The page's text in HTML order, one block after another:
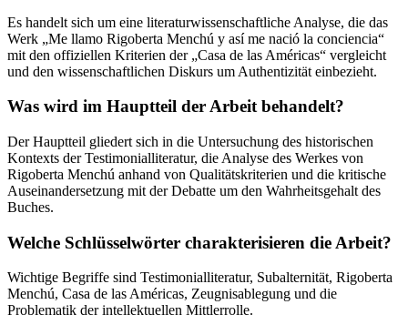
Es handelt sich um eine literaturwissenschaftliche Analyse, die das
Werk „Me llamo Rigoberta Menchú y así me nació la conciencia“
mit den offiziellen Kriterien der „Casa de las Américas“ vergleicht
und den wissenschaftlichen Diskurs um Authentizität einbezieht.
Was wird im Hauptteil der Arbeit behandelt?
Der Hauptteil gliedert sich in die Untersuchung des historischen
Kontexts der Testimonialliteratur, die Analyse des Werkes von
Rigoberta Menchú anhand von Qualitätskriterien und die kritische
Auseinandersetzung mit der Debatte um den Wahrheitsgehalt des
Buches.
Welche Schlüsselwörter charakterisieren die Arbeit?
Wichtige Begriffe sind Testimonialliteratur, Subalternität, Rigoberta
Menchú, Casa de las Américas, Zeugnisablegung und die
Problematik der intellektuellen Mittlerrolle.